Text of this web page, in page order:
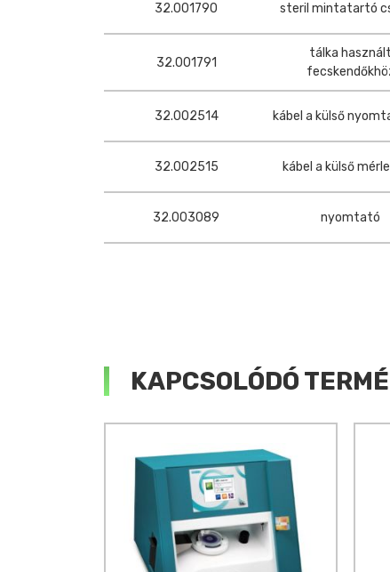
32.001790 steril mintatartó
32.001791
tálka használt
32.002514 kábel a külső
32.002515 kábel a külső
32.003089 nyomtató
KAPCSOLÓDÓ